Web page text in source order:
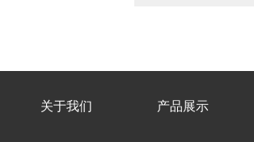
关于我们 产品展示